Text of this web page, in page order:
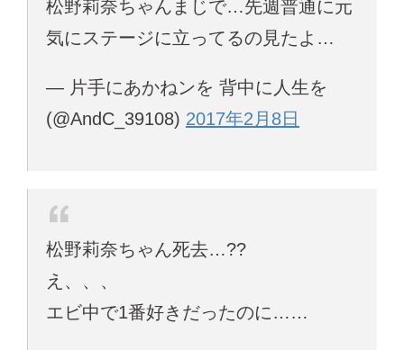
松野莉奈ちゃんまじで…先週普通に元
気にステージに立ってるの見たよ…
— 片手にあかねンを 背中に人生を
(@AndC_39108) 2017年2月8日
松野莉奈ちゃん死去…??
え、、、
エビ中で1番好きだったのに……